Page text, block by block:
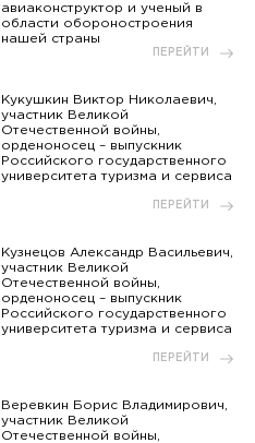
авиаконструктор и ученый в
области обороностроения
нашей страны
ПЕРЕЙТИ
Кукушкин Виктор Николаевич,
участник Великой
Отечественной войны,
орденоносец – выпускник
Российского государственного
университета туризма и сервиса
ПЕРЕЙТИ
Кузнецов Александр Васильевич,
участник Великой
Отечественной войны,
орденоносец – выпускник
Российского государственного
университета туризма и сервиса
ПЕРЕЙТИ
Веревкин Борис Владимирович,
участник Великой
Отечественной войны,